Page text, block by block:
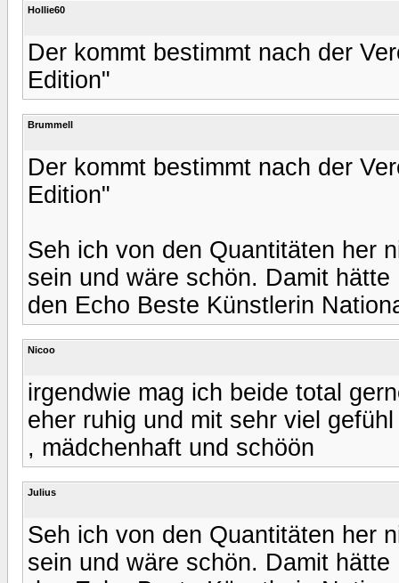
Hollie60
Der kommt bestimmt nach der
Edition"
Brummell
Der kommt bestimmt nach der
Edition"
Seh ich von den Quantitäten her
sein und wäre schön. Damit
den Echo Beste Künstlerin
Nicoo
irgendwie mag ich beide total
eher ruhig und mit sehr viel
, mädchenhaft und schöön
Julius
Seh ich von den Quantitäten her
sein und wäre schön. Damit